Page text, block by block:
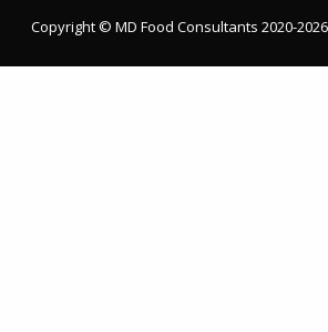
Copyright © MD Food Consultants 2020-